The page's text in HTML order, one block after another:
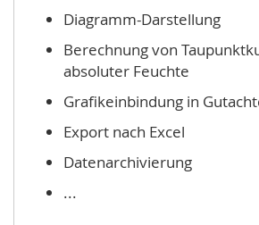
Diagramm-Darstellung
Berechnung von
absoluter Feuchte
Grafikeinbindung in
Export nach Excel
Datenarchivierung
...